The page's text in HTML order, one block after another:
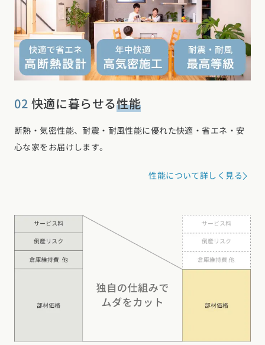
02 快適に暮らせる性能
断熱・気密性能、耐震・耐風性能に優れた快適・省エネ・安
心な家をお届けします。
性能について詳しく見る